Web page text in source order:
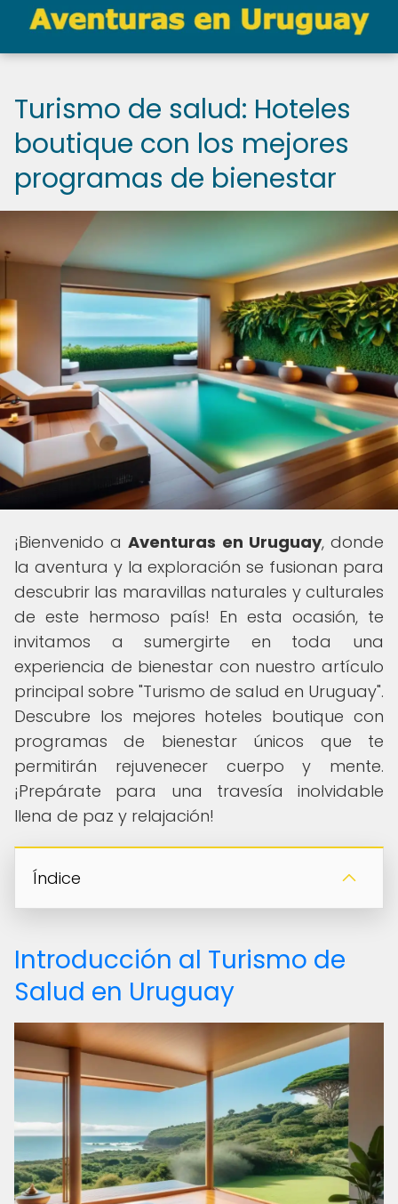
Turismo de salud: Hoteles
boutique con los mejores
programas de bienestar
¡Bienvenido aAventuras en Uruguay, donde
la aventura y la exploración se fusionan para
descubrir las maravillas naturales y culturales
de este hermoso país! En esta ocasión, te
invitamos a sumergirte en toda una
experiencia de bienestar con nuestro artículo
principal sobre "Turismo de salud en Uruguay".
Descubre los mejores hoteles boutique con
programas de bienestar únicos que te
permitirán rejuvenecer cuerpo y mente.
¡Prepárate para una travesía inolvidable
llena de paz y relajación!
Índice
Introducción al Turismo de
Salud en Uruguay